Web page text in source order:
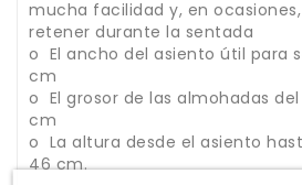
mucha facilidad y, en
retener durante la sentada
o El ancho del asiento útil para
cm
o El grosor de las almohadas
cm
o La altura desde el asiento
46 cm.